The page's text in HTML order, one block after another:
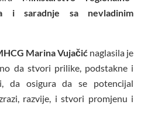
i saradnje sa nevladinim
Marina Vujačić naglasila je
da stvori prilike, podstakne i
da osigura da se potencijal
razvije, i stvori promjenu i